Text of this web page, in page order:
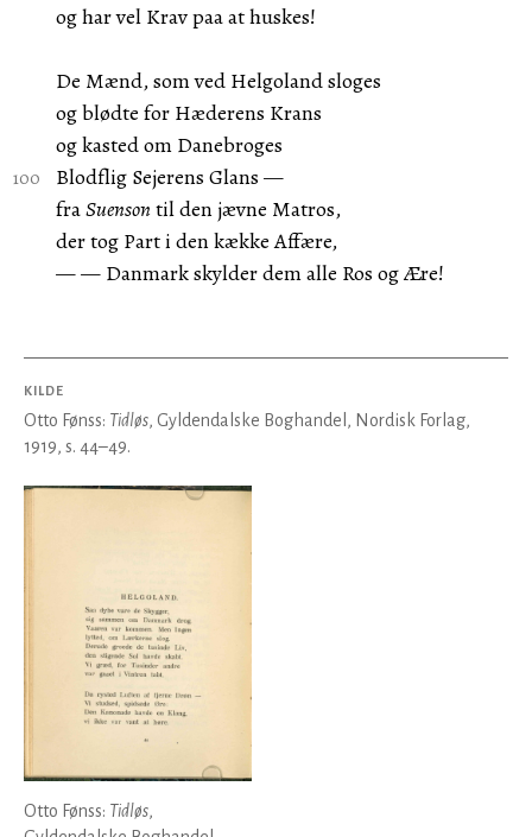
og har vel Krav paa at huskes!
De Mænd, som ved Helgoland sloges
og blødte for Hæderens Krans
og kasted om Danebroges
Blodflig Sejerens Glans —
fraSuenson til den jævne Matros,
der tog Part i den kække Affære,
— — Danmark skylder dem alle Ros og Ære!
KILDE
Otto Fønss: Tidløs, Gyldendalske Boghandel, Nordisk Forlag,
1919, s. 44–49.
Otto Fønss: Tidløs,